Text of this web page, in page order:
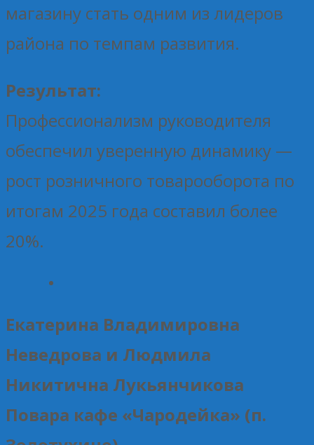
магазину стать одним из лидеров
района по темпам развития.
Результат:
Профессионализм руководителя
обеспечил уверенную динамику —
рост розничного товарооборота по
итогам 2025 года составил более
20%.
Екатерина Владимировна
Неведрова и Людмила
Никитична Лукьянчикова
Повара кафе «Чародейка» (п.